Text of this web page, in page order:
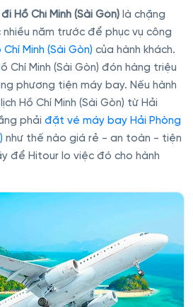
Hồ Chí Minh (Sài Gòn) là chặng
năm trước để phục vụ công
Chí Minh (Sài Gòn) của hành khách.
Chí Minh (Sài Gòn) đón hàng triệu
phương tiện máy bay. Nếu hành
Hồ Chí Minh (Sài Gòn) từ Hải
phải đặt vé máy bay Hải Phòng
như thế nào giá rẻ - an toàn - tiện
để Hitour lo việc đó cho hành